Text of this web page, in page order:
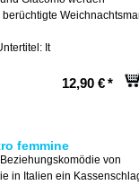
It
12,90 €*
femmine
von
in Italien ein